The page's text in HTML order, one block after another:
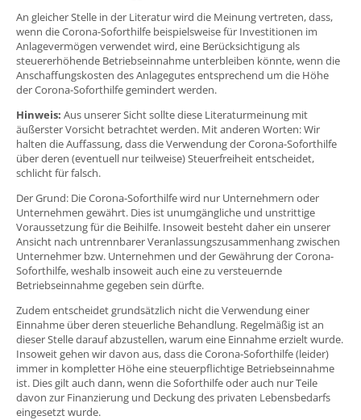
An gleicher Stelle in der Literatur wird die Meinung vertreten, dass,
wenn die Corona-Soforthilfe beispielsweise für Investitionen im
Anlagevermögen verwendet wird, eine Berücksichtigung als
steuererhöhende Betriebseinnahme unterbleiben könnte, wenn die
Anschaffungskosten des Anlagegutes entsprechend um die Höhe
der Corona-Soforthilfe gemindert werden.
Hinweis: Aus unserer Sicht sollte diese Literaturmeinung mit
äußerster Vorsicht betrachtet werden. Mit anderen Worten: Wir
halten die Auffassung, dass die Verwendung der Corona-Soforthilfe
über deren (eventuell nur teilweise) Steuerfreiheit entscheidet,
schlicht für falsch.
Der Grund: Die Corona-Soforthilfe wird nur Unternehmern oder
Unternehmen gewährt. Dies ist unumgängliche und unstrittige
Voraussetzung für die Beihilfe. Insoweit besteht daher ein unserer
Ansicht nach untrennbarer Veranlassungszusammenhang zwischen
Unternehmer bzw. Unternehmen und der Gewährung der Corona-
Soforthilfe, weshalb insoweit auch eine zu versteuernde
Betriebseinnahme gegeben sein dürfte.
Zudem entscheidet grundsätzlich nicht die Verwendung einer
Einnahme über deren steuerliche Behandlung. Regelmäßig ist an
dieser Stelle darauf abzustellen, warum eine Einnahme erzielt wurde.
Insoweit gehen wir davon aus, dass die Corona-Soforthilfe (leider)
immer in kompletter Höhe eine steuerpflichtige Betriebseinnahme
ist. Dies gilt auch dann, wenn die Soforthilfe oder auch nur Teile
davon zur Finanzierung und Deckung des privaten Lebensbedarfs
eingesetzt wurde.